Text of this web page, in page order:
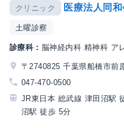
クリニック 医療法人同
土曜診察
診療科： 脳神経内科 精神科 ア
〒2740825 千葉県船橋市前
047-470-0500
JR東日本 総武線 津田沼駅
沼駅 徒歩 5分